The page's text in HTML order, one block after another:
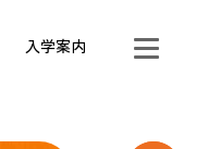
入学案内